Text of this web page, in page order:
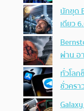
นักขุด
เดียว
ผ่าน อ
ทั่วโลก
ชั่วคร